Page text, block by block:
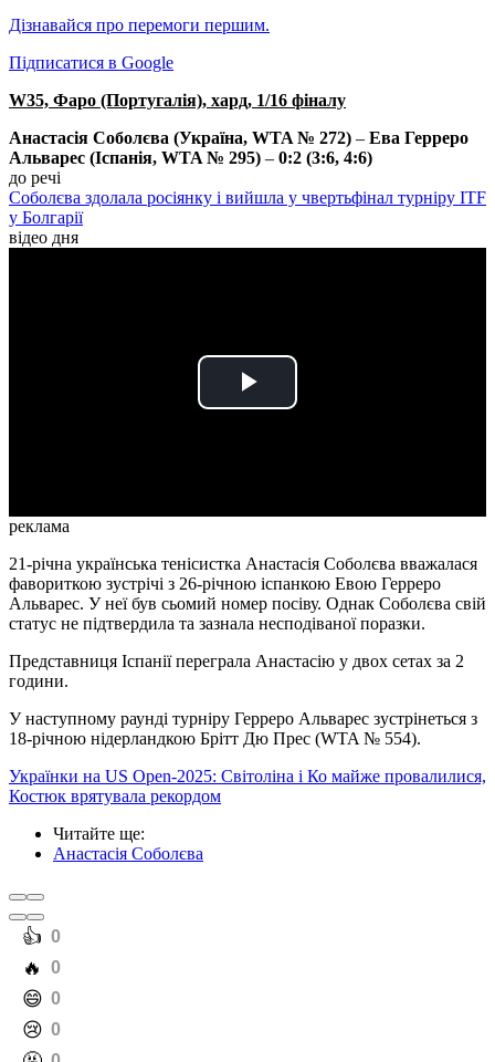
Дізнавайся про перемоги першим.
Підписатися в Google
W35, Фаро (Португалія), хард, 1/16 фіналу
Анастасія Соболєва (Україна, WTA № 272) – Ева Герреро
Альварес (Іспанія, WTA № 295) – 0:2 (3:6, 4:6)
до речі
Соболєва здолала росіянку і вийшла у чвертьфінал турніру ITF
у Болгарії
відео дня
Play
реклама
21-річна українська тенісистка Анастасія Соболєва вважалася
фавориткою зустрічі з 26-річною іспанкою Евою Герреро
Альварес. У неї був сьомий номер посіву. Однак Соболєва свій
статус не підтвердила та зазнала несподіваної поразки.
Представниця Іспанії переграла Анастасію у двох сетах за 2
години.
У наступному раунді турніру Герреро Альварес зустрінеться з
18-річною нідерландкою Брітт Дю Прес (WTA № 554).
Українки на US Open-2025: Світоліна і Ко майже провалилися,
Костюк врятувала рекордом
Читайте ще:
Анастасія Соболєва
️👍 0
️🔥 0
️😄 0
️😢 0